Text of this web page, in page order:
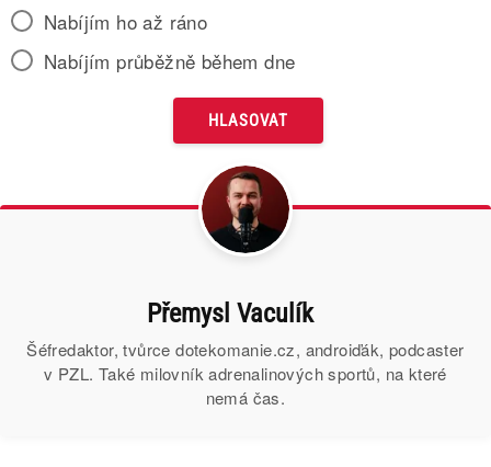
Nabíjím ho až ráno
Nabíjím průběžně během dne
Přemysl Vaculík
Šéfredaktor, tvůrce dotekomanie.cz, androiďák, podcaster
v PZL. Také milovník adrenalinových sportů, na které
nemá čas.